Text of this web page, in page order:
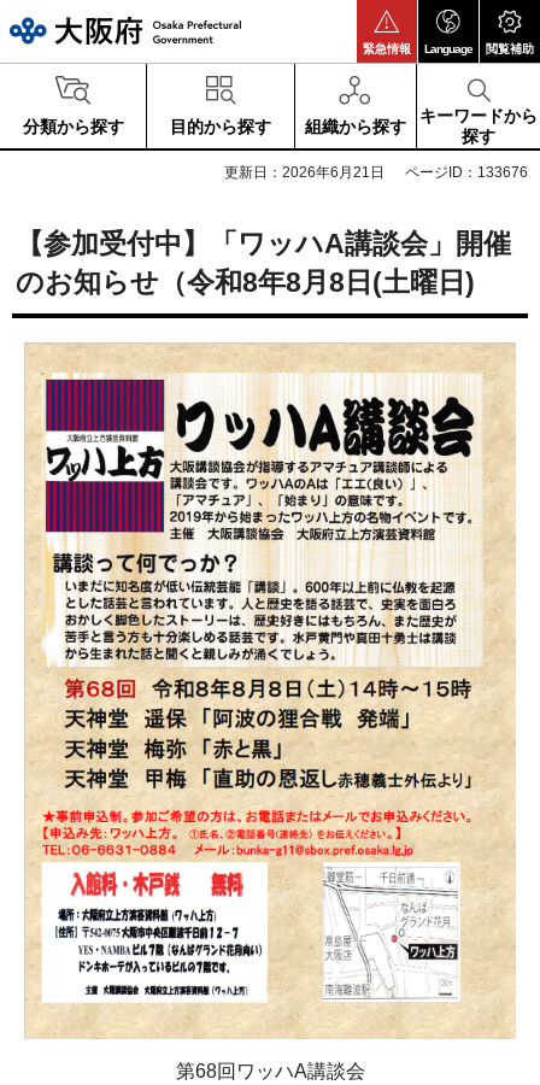
緊急情報 Language 閲覧補助
分類から探す 目的から探す 組織から探す
キーワードから
探す
更新日：2026年6月21日 ページID：133676
【参加受付中】「ワッハA講談会」開催
のお知らせ（令和8年8月8日(土曜日)
第68回ワッハA講談会